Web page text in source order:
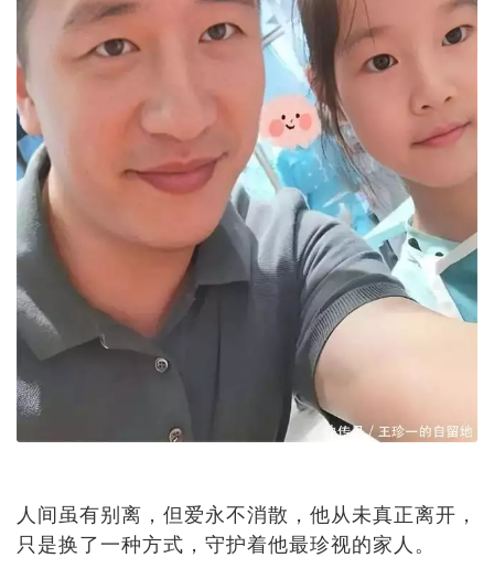
人间虽有别离，但爱永不消散，他从未真正离开，
只是换了一种方式，守护着他最珍视的家人。